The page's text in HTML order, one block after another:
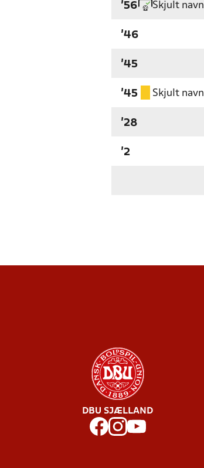
'56 Skjult navn
'46
'45
'45 Skjult navn
'28
'2
DBU SJÆLLAND